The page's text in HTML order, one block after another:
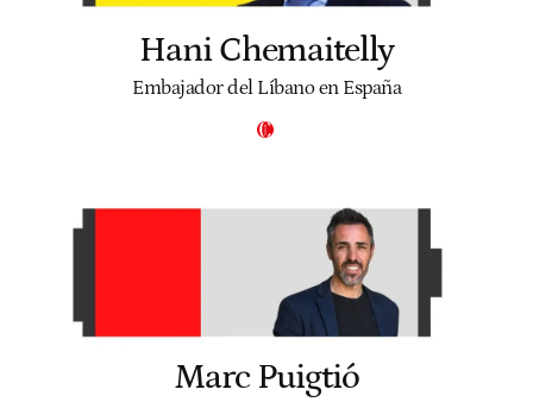
Hani Chemaitelly
Embajador del Líbano en España
Marc Puigtió